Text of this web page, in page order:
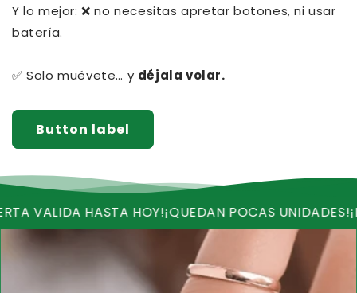
Y lo mejor: ❌ no necesitas apretar botones, ni usar
batería.
✅ Solo muévete… y déjala volar.
Button label
HASTA HOY!¡QUEDAN POCAS UNIDADES! ¡RECIBE